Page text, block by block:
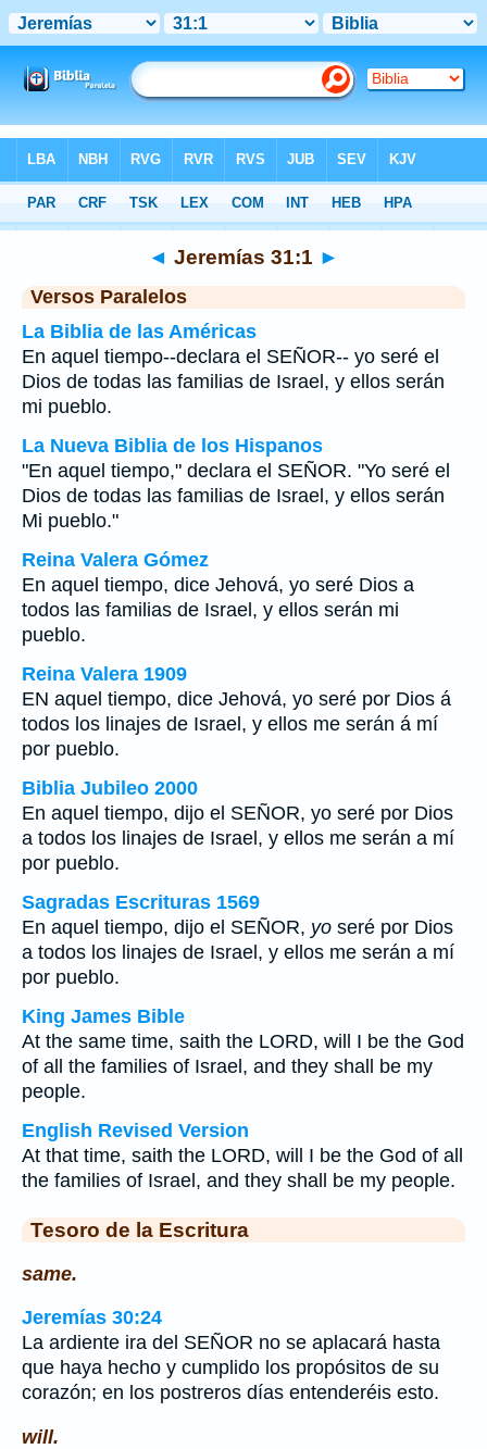
>Jeremías Capítulo 31 > Verso 1
◄ Jeremías 31:1 ►
Versos Paralelos
La Biblia de las Américas
En aquel tiempo--declara el SEÑOR-- yo seré el
Dios de todas las familias de Israel, y ellos serán
mi pueblo.
La Nueva Biblia de los Hispanos
"En aquel tiempo," declara el SEÑOR. "Yo seré el
Dios de todas las familias de Israel, y ellos serán
Mi pueblo."
Reina Valera Gómez
En aquel tiempo, dice Jehová, yo seré Dios a
todos las familias de Israel, y ellos serán mi
pueblo.
Reina Valera 1909
EN aquel tiempo, dice Jehová, yo seré por Dios á
todos los linajes de Israel, y ellos me serán á mí
por pueblo.
Biblia Jubileo 2000
En aquel tiempo, dijo el SEÑOR, yo seré por Dios
a todos los linajes de Israel, y ellos me serán a mí
por pueblo.
Sagradas Escrituras 1569
En aquel tiempo, dijo el SEÑOR, yo seré por Dios
a todos los linajes de Israel, y ellos me serán a mí
por pueblo.
King James Bible
At the same time, saith the LORD, will I be the God
of all the families of Israel, and they shall be my
people.
English Revised Version
At that time, saith the LORD, will I be the God of all
the families of Israel, and they shall be my people.
Tesoro de la Escritura
same.
Jeremías 30:24
La ardiente ira del SEÑOR no se aplacará hasta
que haya hecho y cumplido los propósitos de su
corazón; en los postreros días entenderéis esto.
will.